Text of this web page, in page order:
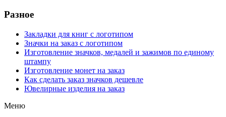
Разное
Закладки для книг с логотипом
Значки на заказ с логотипом
Изготовление значков, медалей и зажимов по единому
штампу
Изготовление монет на заказ
Как сделать заказ значков дешевле
Ювелирные изделия на заказ
Меню